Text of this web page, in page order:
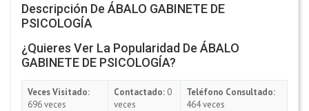
Descripción De ÁBALO GABINETE DE
PSICOLOGÍA
¿Quieres Ver La Popularidad De ÁBALO
GABINETE DE PSICOLOGÍA?
Veces Visitado:
696 veces
Contactado: 0
veces
Teléfono Consultado:
464 veces